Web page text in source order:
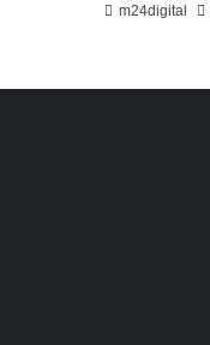
m24digital